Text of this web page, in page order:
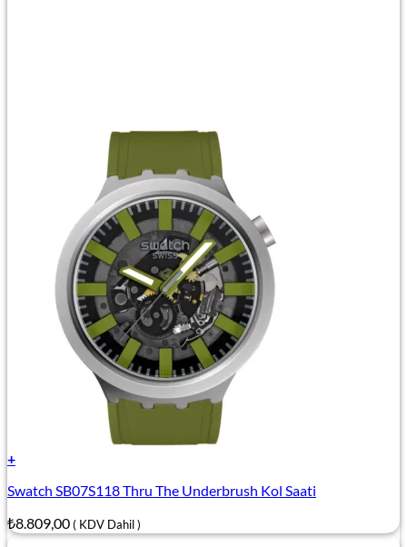
+
Swatch SB07S118 Thru The Underbrush Kol Saati
₺8.809,00( KDV Dahil )